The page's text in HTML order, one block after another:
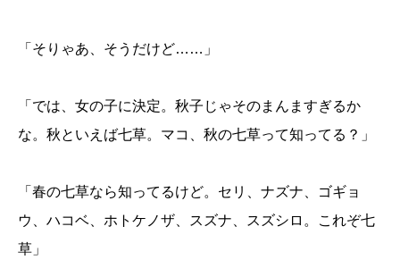
「そりゃあ、そうだけど…… 」
「では、女の子に決定。秋子じゃそのまんますぎるか
な。秋といえば七草。マコ、秋の七草って知ってる？」
「春の七草なら知ってるけど。セリ、ナズナ、ゴギョ
ウ、ハコベ、ホトケノザ、スズナ、スズシロ。これぞ七
草」